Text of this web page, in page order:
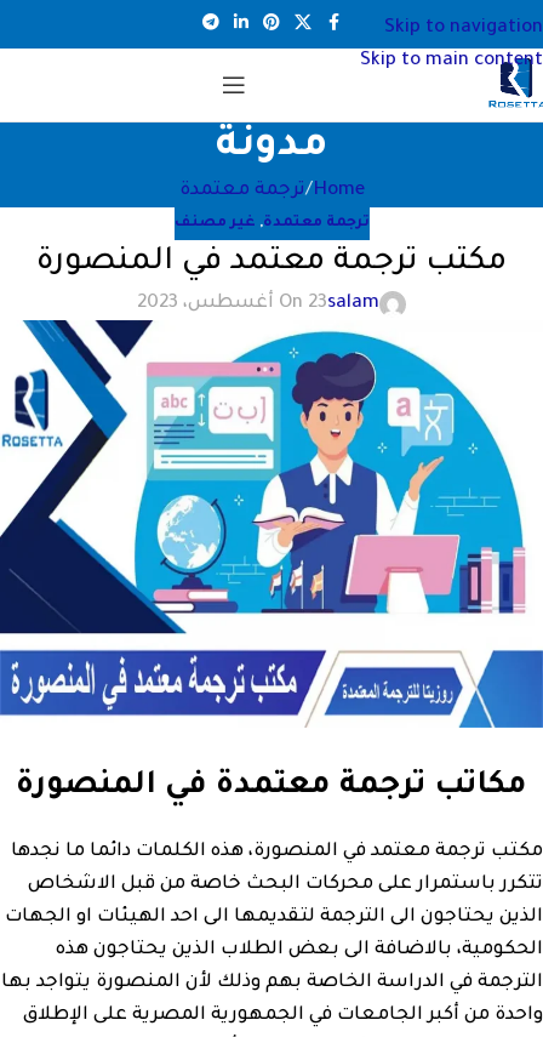
Skip to navigation
Skip to main content
مدونة
Home ترجمة معتمدة
ترجمة معتمدة, غير مصنف
مكتب ترجمة معتمد في المنصورة
salamOn 23 أغسطس، 2023
مكاتب ترجمة معتمدة في المنصورة
مكتب ترجمة معتمد في المنصورة، هذه الكلمات دائما ما نجدها
تتكرر باستمرار على محركات البحث خاصة من قبل الاشخاص
الذين يحتاجون الى الترجمة لتقديمها الى احد الهيئات او الجهات
الحكومية، بالاضافة الى بعض الطلاب الذين يحتاجون هذه
الترجمة في الدراسة الخاصة بهم وذلك لأن المنصورة يتواجد بها
واحدة من أكبر الجامعات في الجمهورية المصرية على الإطلاق